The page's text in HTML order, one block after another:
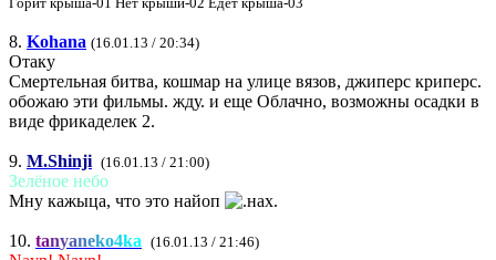
8. Kohana (16.01.13 / 20:34)
Отаку
Смертельная битва, кошмар на улице вязов, джиперс криперс.
обожаю эти фильмы. жду. и еще Облачно, возможны осадки в
виде фрикаделек 2.
9. M.Shinji (16.01.13 / 21:00)
Зелёное небо
Мну кажыца, что это найоп
10. tanyaneko4ka (16.01.13 / 21:46)